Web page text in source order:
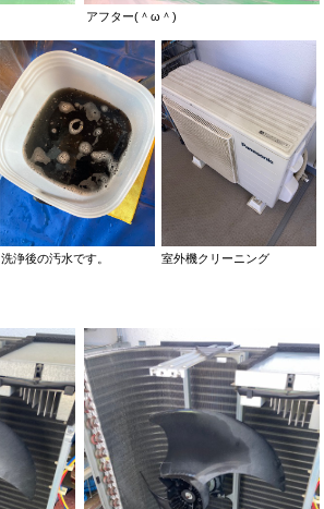
アフター(＾ω＾)
洗浄後の汚水です。 室外機クリーニング